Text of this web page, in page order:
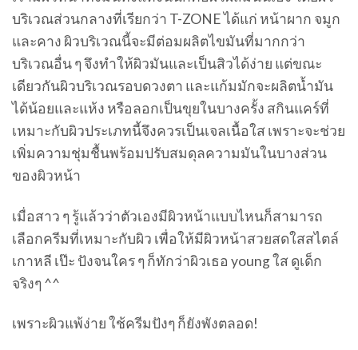
บริเวณส่วนกลางที่เรียกว่า T-ZONE ได้แก่ หน้าผาก จมูก
และคาง ผิวบริเวณนี้จะมีต่อมผลิตไขมันที่มากกว่า
บริเวณอื่น ๆ จึงทำให้ผิวมันและเป็นสิวได้ง่าย แต่ขณะ
เดียวกันผิวบริเวณรอบดวงตา และแก้มมักจะผลิตน้ำมัน
ได้น้อยและแห้ง หรือลอกเป็นขุยในบางครั้ง สกินแคร์ที่
เหมาะกับผิวประเภทนี้จึงควรเป็นเจลเนื้อใส เพราะจะช่วย
เพิ่มความชุ่มชื้นพร้อมปรับสมดุลความมันในบางส่วน
ของผิวหน้า
เมื่อสาว ๆ รู้แล้วว่าตัวเองมีผิวหน้าแบบไหนก็สามารถ
เลือกครีมที่เหมาะกับผิว เพื่อให้มีผิวหน้าสวยสดใสสไตล์
เกาหลี เป๊ะ ปังจนใคร ๆ ก็ทักว่าผิวเธอ young ใส ดูเด็ก
จริงๆ ^^
เพราะผิวแพ้ง่าย ใช้ครีมปังๆ ก็ยังพังตลอด!